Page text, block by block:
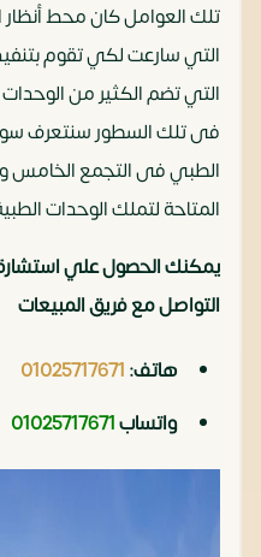
تلك العوامل كان محط أنظار
التي سارعت لكي تقوم
التي تضم الكثير من الوحدات
فى تلك السطور سنتعرف
الطبي فى التجمع الخامس
المتاحة لتملك الوحدات
يمكنك الحصول علي
التواصل مع فريق المبيعات
هاتف:01025717671
واتساب01025717671